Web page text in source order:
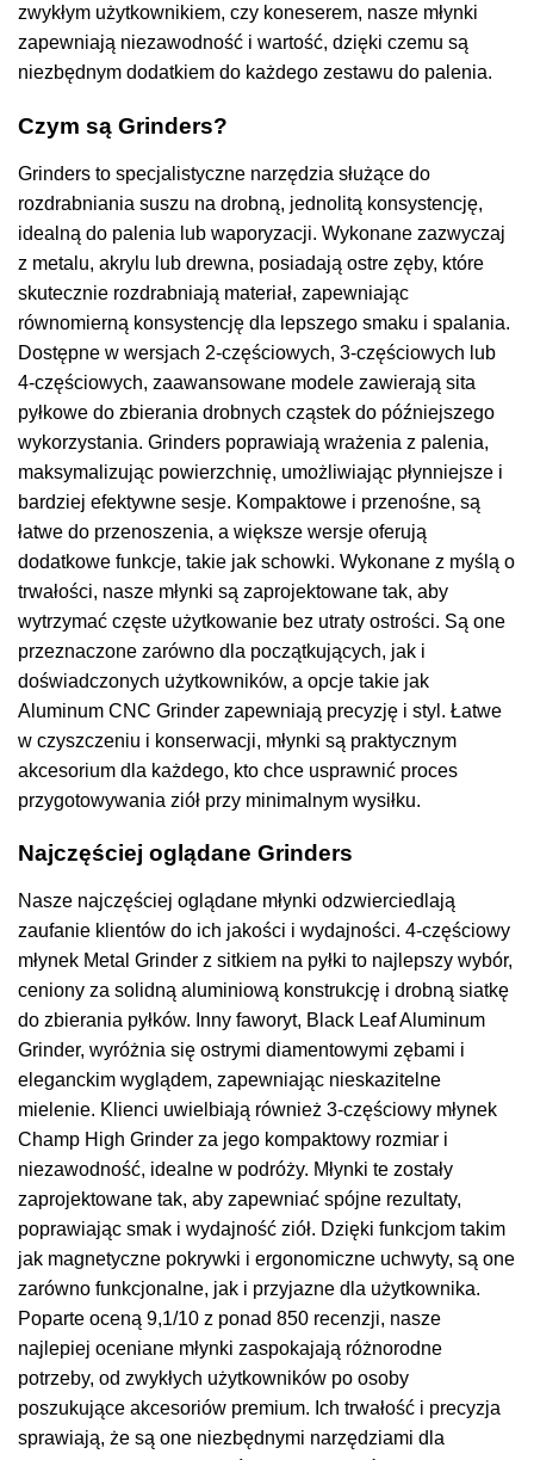
zwykłym użytkownikiem, czy koneserem, nasze młynki
zapewniają niezawodność i wartość, dzięki czemu są
niezbędnym dodatkiem do każdego zestawu do palenia.
Czym są Grinders?
Grinders to specjalistyczne narzędzia służące do
rozdrabniania suszu na drobną, jednolitą konsystencję,
idealną do palenia lub waporyzacji. Wykonane zazwyczaj
z metalu, akrylu lub drewna, posiadają ostre zęby, które
skutecznie rozdrabniają materiał, zapewniając
równomierną konsystencję dla lepszego smaku i spalania.
Dostępne w wersjach 2-częściowych, 3-częściowych lub
4-częściowych, zaawansowane modele zawierają sita
pyłkowe do zbierania drobnych cząstek do późniejszego
wykorzystania. Grinders poprawiają wrażenia z palenia,
maksymalizując powierzchnię, umożliwiając płynniejsze i
bardziej efektywne sesje. Kompaktowe i przenośne, są
łatwe do przenoszenia, a większe wersje oferują
dodatkowe funkcje, takie jak schowki. Wykonane z myślą o
trwałości, nasze młynki są zaprojektowane tak, aby
wytrzymać częste użytkowanie bez utraty ostrości. Są one
przeznaczone zarówno dla początkujących, jak i
doświadczonych użytkowników, a opcje takie jak
Aluminum CNC Grinder zapewniają precyzję i styl. Łatwe
w czyszczeniu i konserwacji, młynki są praktycznym
akcesorium dla każdego, kto chce usprawnić proces
przygotowywania ziół przy minimalnym wysiłku.
Najczęściej oglądane Grinders
Nasze najczęściej oglądane młynki odzwierciedlają
zaufanie klientów do ich jakości i wydajności. 4-częściowy
młynek Metal Grinder z sitkiem na pyłki to najlepszy wybór,
ceniony za solidną aluminiową konstrukcję i drobną siatkę
do zbierania pyłków. Inny faworyt, Black Leaf Aluminum
Grinder, wyróżnia się ostrymi diamentowymi zębami i
eleganckim wyglądem, zapewniając nieskazitelne
mielenie. Klienci uwielbiają również 3-częściowy młynek
Champ High Grinder za jego kompaktowy rozmiar i
niezawodność, idealne w podróży. Młynki te zostały
zaprojektowane tak, aby zapewniać spójne rezultaty,
poprawiając smak i wydajność ziół. Dzięki funkcjom takim
jak magnetyczne pokrywki i ergonomiczne uchwyty, są one
zarówno funkcjonalne, jak i przyjazne dla użytkownika.
Poparte oceną 9,1/10 z ponad 850 recenzji, nasze
najlepiej oceniane młynki zaspokajają różnorodne
potrzeby, od zwykłych użytkowników po osoby
poszukujące akcesoriów premium. Ich trwałość i precyzja
sprawiają, że są one niezbędnymi narzędziami dla